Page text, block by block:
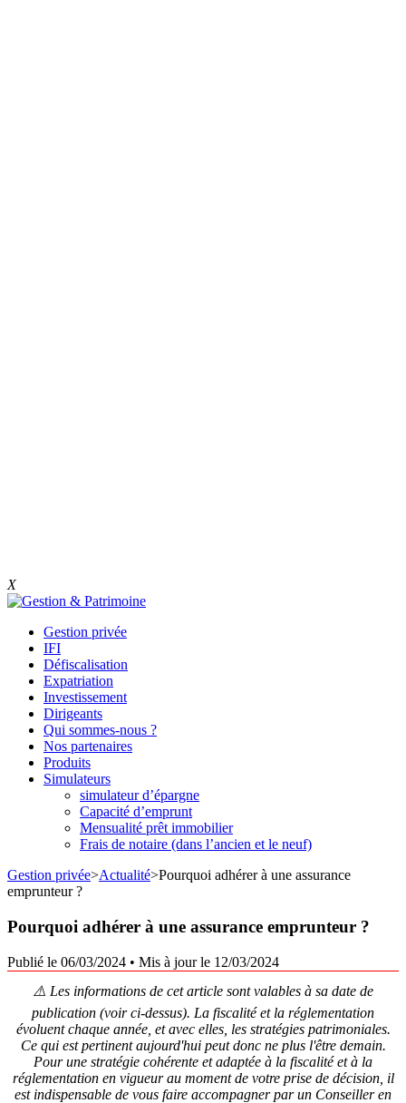
X
Gestion privée
IFI
Défiscalisation
Expatriation
Investissement
Dirigeants
Qui sommes-nous ?
Nos partenaires
Produits
Simulateurs
simulateur d’épargne
Capacité d’emprunt
Mensualité prêt immobilier
Frais de notaire (dans l’ancien et le neuf)
Gestion privée>Actualité>Pourquoi adhérer à une assurance
emprunteur ?
Pourquoi adhérer à une assurance emprunteur ?
Publié le 06/03/2024 • Mis à jour le 12/03/2024
⚠️ Les informations de cet article sont valables à sa date de
publication (voir ci-dessus). La fiscalité et la réglementation
évoluent chaque année, et avec elles, les stratégies patrimoniales.
Ce qui est pertinent aujourd'hui peut donc ne plus l'être demain.
Pour une stratégie cohérente et adaptée à la fiscalité et à la
réglementation en vigueur au moment de votre prise de décision, il
est indispensable de vous faire accompagner par un Conseiller en